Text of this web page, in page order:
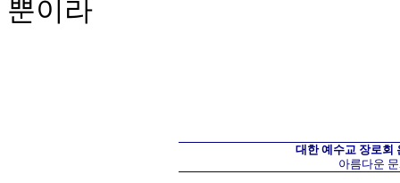
뿐이라
대한 예수교 장로회
아름다운